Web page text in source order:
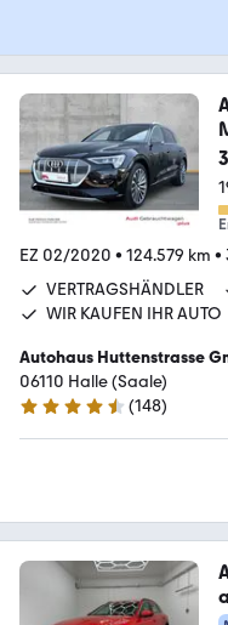
EZ 02/2020 • 124.579 km •
VERTRAGSHÄNDLER
WIR KAUFEN IHR AUTO
Autohaus Huttenstrasse
06110 Halle (Saale)
4.7 Sterne
(148)